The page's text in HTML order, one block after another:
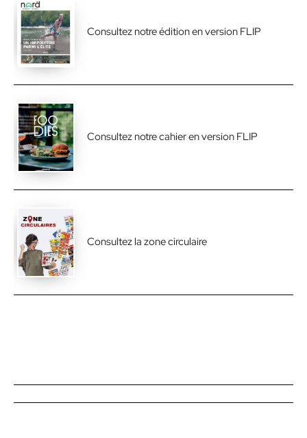
Consultez notre édition en version FLIP
Consultez notre cahier en version FLIP
Consultez la zone circulaire